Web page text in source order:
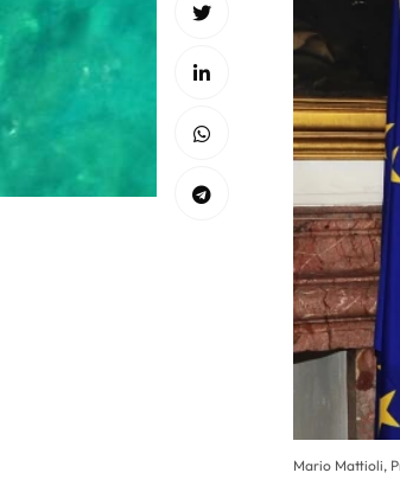
Mario Mattioli,